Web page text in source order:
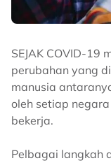
SEJAK COVID-19
perubahan yang
manusia
oleh setiap
bekerja.
Pelbagai langkah